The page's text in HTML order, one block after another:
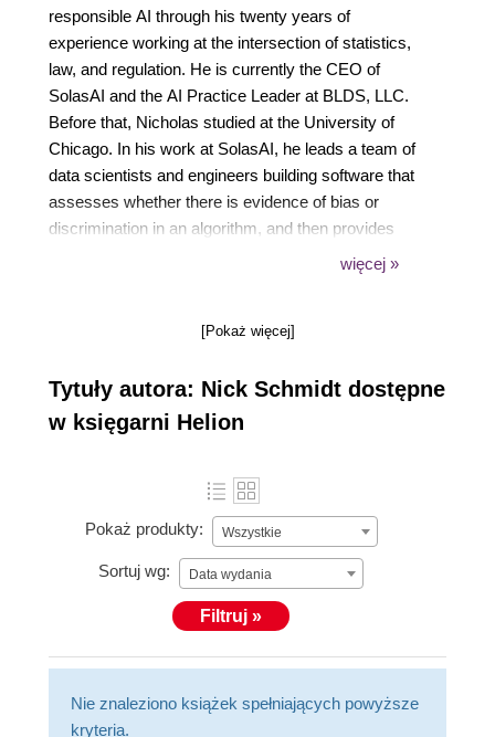
responsible AI through his twenty years of
experience working at the intersection of statistics,
law, and regulation. He is currently the CEO of
SolasAI and the AI Practice Leader at BLDS, LLC.
Before that, Nicholas studied at the University of
Chicago. In his work at SolasAI, he leads a team of
data scientists and engineers building software that
assesses whether there is evidence of bias or
discrimination in an algorithm, and then provides
alternative models that are both fairer and highly
governance is necessary for that to happen
więcej »
[Pokaż więcej]
Tytuły autora: Nick Schmidt dostępne
w księgarni Helion
Pokaż produkty: Wszystkie
Sortuj wg: Data wydania
Filtruj »
Nie znaleziono książek spełniających powyższe
kryteria.